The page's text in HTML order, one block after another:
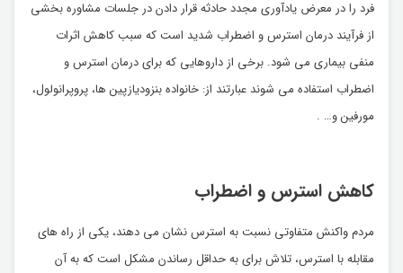
فرد را در معرض یادآوری مجدد حادثه قرار دادن در جلسات مشاوره بخشی
از فرآیند درمان استرس و اضطراب شدید است که سبب کاهش اثرات
منفی بیماری می شود. برخی از داروهایی که برای درمان استرس و
اضطراب استفاده می شوند عبارتند از: خانواده بنزودیازپین ها، پروپرانولول،
مورفین و… .
کاهش استرس و اضطراب
مردم واکنش متفاوتی نسبت به استرس نشان می دهند، یکی از راه های
مقابله با استرس، تلاش برای به حداقل رساندن مشکل است که به آن